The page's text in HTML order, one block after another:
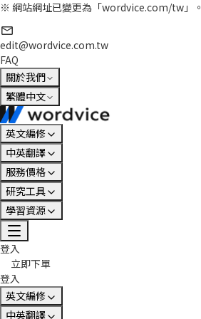
※ 網站網址已變更為「wordvice.com/tw」。
edit@wordvice.com.tw
FAQ
關於我們
繁體中文
英文編修
中英翻譯
服務價格
研究工具
學習資源
登入
立即下單
登入
英文編修
中英翻譯